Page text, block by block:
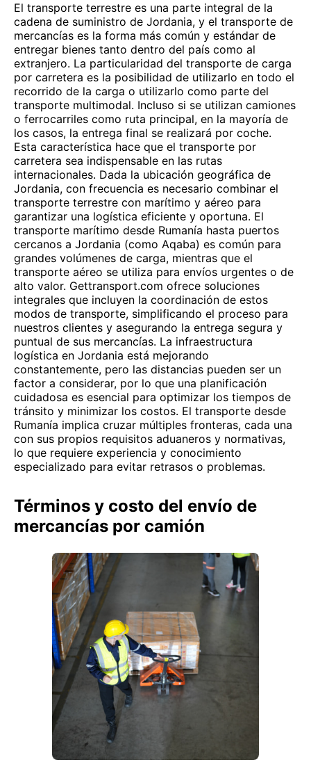
El transporte terrestre es una parte integral de la
cadena de suministro de Jordania, y el transporte de
mercancías es la forma más común y estándar de
entregar bienes tanto dentro del país como al
extranjero. La particularidad del transporte de carga
por carretera es la posibilidad de utilizarlo en todo el
recorrido de la carga o utilizarlo como parte del
transporte multimodal. Incluso si se utilizan camiones
o ferrocarriles como ruta principal, en la mayoría de
los casos, la entrega final se realizará por coche.
Esta característica hace que el transporte por
carretera sea indispensable en las rutas
internacionales. Dada la ubicación geográfica de
Jordania, con frecuencia es necesario combinar el
transporte terrestre con marítimo y aéreo para
garantizar una logística eficiente y oportuna. El
transporte marítimo desde Rumanía hasta puertos
cercanos a Jordania (como Aqaba) es común para
grandes volúmenes de carga, mientras que el
transporte aéreo se utiliza para envíos urgentes o de
alto valor. Gettransport.com ofrece soluciones
integrales que incluyen la coordinación de estos
modos de transporte, simplificando el proceso para
nuestros clientes y asegurando la entrega segura y
puntual de sus mercancías. La infraestructura
logística en Jordania está mejorando
constantemente, pero las distancias pueden ser un
factor a considerar, por lo que una planificación
cuidadosa es esencial para optimizar los tiempos de
tránsito y minimizar los costos. El transporte desde
Rumanía implica cruzar múltiples fronteras, cada una
con sus propios requisitos aduaneros y normativas,
lo que requiere experiencia y conocimiento
especializado para evitar retrasos o problemas.
Términos y costo del envío de
mercancías por camión